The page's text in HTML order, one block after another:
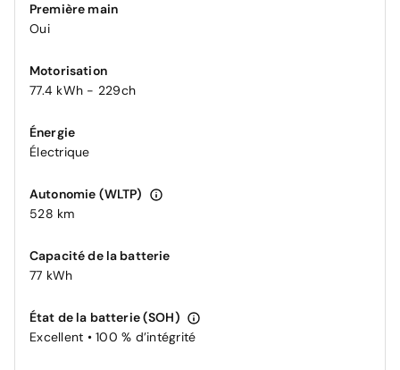
Première main
Oui
Motorisation
77.4 kWh - 229ch
Énergie
Électrique
Autonomie (WLTP)
528 km
Capacité de la batterie
77 kWh
État de la batterie (SOH)
Excellent • 100 % d’intégrité